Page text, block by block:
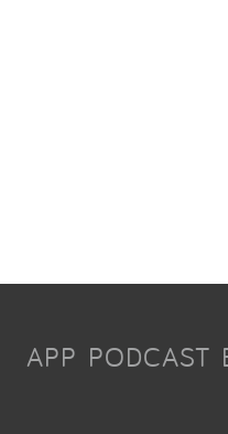
APP PODCAST